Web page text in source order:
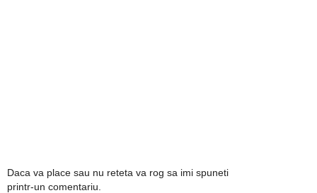
Daca va place sau nu reteta va rog sa imi spuneti
printr-un comentariu.